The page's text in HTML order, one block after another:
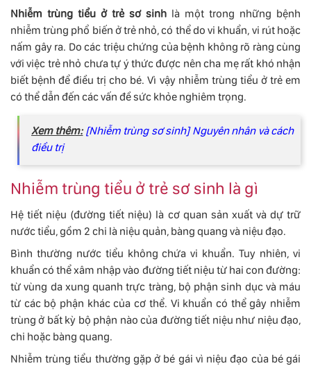
Nhiễm trùng tiểu ở trẻ sơ sinh là một trong những bệnh
nhiễm trùng phổ biến ở trẻ nhỏ, có thể do vi khuẩn, vi rút hoặc
nấm gây ra. Do các triệu chứng của bệnh không rõ ràng cùng
với việc trẻ nhỏ chưa tự ý thức được nên cha mẹ rất khó nhận
biết bệnh để điều trị cho bé. Vì vậy nhiễm trùng tiểu ở trẻ em
có thể dẫn đến các vấn đề sức khỏe nghiêm trọng.
Xem thêm: [Nhiễm trùng sơ sinh] Nguyên nhân và cách
điều trị
Nhiễm trùng tiểu ở trẻ sơ sinh là gì
Hệ tiết niệu (đường tiết niệu) là cơ quan sản xuất và dự trữ
nước tiểu, gồm 2 chi là niệu quản, bàng quang và niệu đạo.
Bình thường nước tiểu không chứa vi khuẩn. Tuy nhiên, vi
khuẩn có thể xâm nhập vào đường tiết niệu từ hai con đường:
từ vùng da xung quanh trực tràng, bộ phận sinh dục và máu
từ các bộ phận khác của cơ thể. Vi khuẩn có thể gây nhiễm
trùng ở bất kỳ bộ phận nào của đường tiết niệu như niệu đạo,
chi hoặc bàng quang.
Nhiễm trùng tiểu thường gặp ở bé gái vì niệu đạo của bé gái